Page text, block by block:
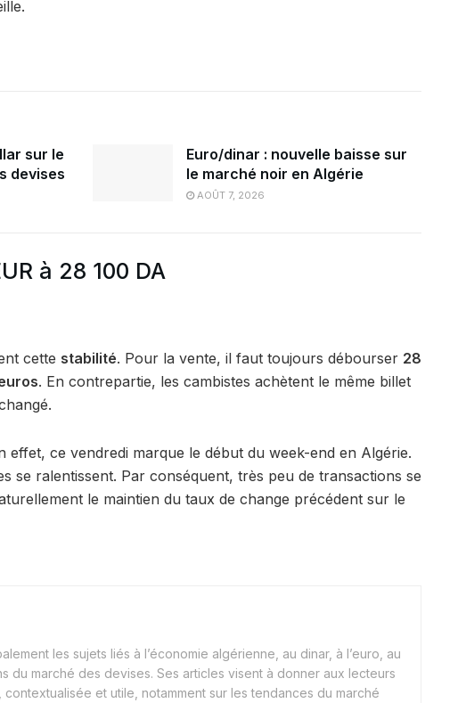
sur le
devises
Euro/dinar : nouvelle baisse sur
le marché noir en Algérie
AOÛT 7, 2026
à 28 100 DA
cette stabilité. Pour la vente, il faut toujours débourser 28
. En contrepartie, les cambistes achètent le même billet
effet, ce vendredi marque le début du week-end en Algérie.
se ralentissent. Par conséquent, très peu de transactions se
le maintien du taux de change précédent sur le
les sujets liés à l’économie algérienne, au dinar, à l’euro, au
du marché des devises. Ses articles visent à donner aux lecteurs
contextualisée et utile, notamment sur les tendances du marché